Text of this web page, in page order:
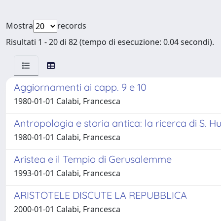
Mostra
records
Risultati 1 - 20 di 82 (tempo di esecuzione: 0.04 secondi).
Aggiornamenti ai capp. 9 e 10
1980-01-01 Calabi, Francesca
Antropologia e storia antica: la ricerca di S.
1980-01-01 Calabi, Francesca
Aristea e il Tempio di Gerusalemme
1993-01-01 Calabi, Francesca
ARISTOTELE DISCUTE LA REPUBBLICA
2000-01-01 Calabi, Francesca